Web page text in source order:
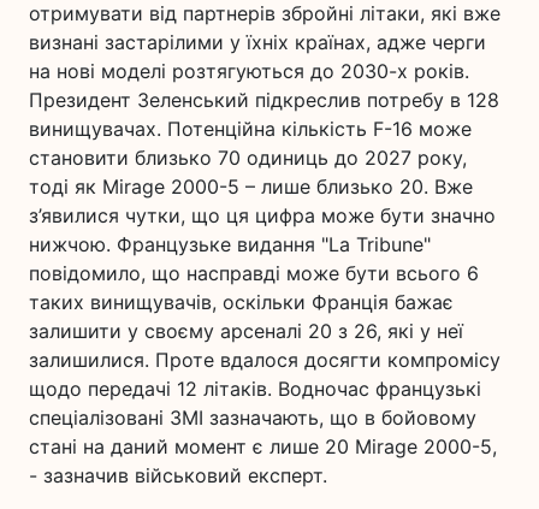
отримувати від партнерів збройні літаки, які вже
визнані застарілими у їхніх країнах, адже черги
на нові моделі розтягуються до 2030-х років.
Президент Зеленський підкреслив потребу в 128
винищувачах. Потенційна кількість F-16 може
становити близько 70 одиниць до 2027 року,
тоді як Mirage 2000-5 – лише близько 20. Вже
з’явилися чутки, що ця цифра може бути значно
нижчою. Французьке видання "La Tribune"
повідомило, що насправді може бути всього 6
таких винищувачів, оскільки Франція бажає
залишити у своєму арсеналі 20 з 26, які у неї
залишилися. Проте вдалося досягти компромісу
щодо передачі 12 літаків. Водночас французькі
спеціалізовані ЗМІ зазначають, що в бойовому
стані на даний момент є лише 20 Mirage 2000-5,
- зазначив військовий експерт.